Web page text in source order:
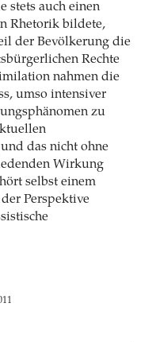
stets auch einen
Rhetorik bildete,
der Bevölkerung die
Rechte
nahmen die
umso intensiver
zu
das nicht ohne
Wirkung
selbst einem
Perspektive